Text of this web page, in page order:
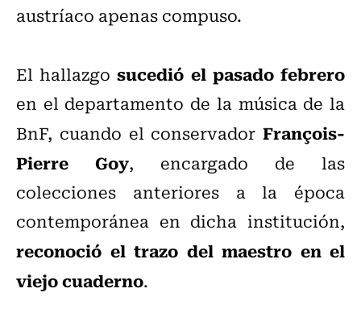
austríaco apenas compuso.
El hallazgosucedió el pasado febrero
en el departamento de la música de la
BnF, cuando el conservador François-
Pierre Goy, encargado de las
colecciones anteriores a la época
contemporánea en dicha institución,
reconoció el trazo del maestro en el
viejo cuaderno.